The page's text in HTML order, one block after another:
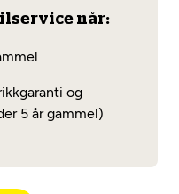
når:
og
5 år gammel)